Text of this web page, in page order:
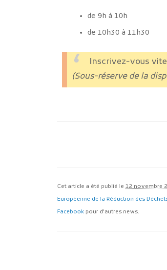
de 9h à 10h
de 10h30 à 11h30
Inscrivez-vous
(Sous-réserve de la
Cet article a été publié le 12 novembre
Européenne de la Réduction des
Facebook pour d'autres news.